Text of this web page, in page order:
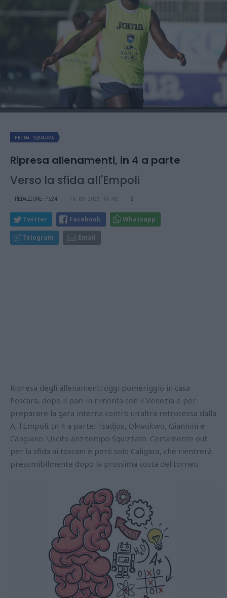
PRIMA SQUADRA
Ripresa allenamenti, in 4 a parte
Verso la sfida all'Empoli
REDAZIONE PS24 16.09.2025 18:08 0
Twitter Facebook Whatsapp
Telegram Email
Ripresa degli allenamenti oggi pomeriggio in casa
Pescara, dopo il pari in rimonta con il Venezia e per
preparare la gara interna contro un'altra retrocessa dalla
A, l'Empoli. In 4 a parte: Tsadjou, Okwokwo, Giannini e
Cangiano. Uscito anzitempo Squizzato. Certamente out
per la sfida ai toscani è però solo Caligara, che rientrerà
presumibilmente dopo la prossima sosta del torneo.